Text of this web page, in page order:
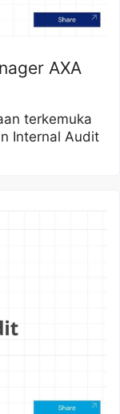
AXA
terkemuka
Internal Audit